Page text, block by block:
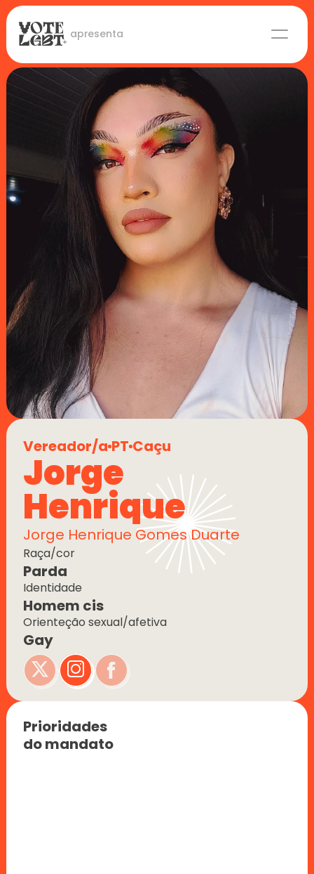
apresenta
Candidaturas
Lideranças eleitas
Sobre
Vereador/a PT Caçu
Jorge
Henrique
Jorge Henrique Gomes Duarte
Parda
Raça/cor
Homem cis
Identidade
Gay
Orienteção sexual/afetiva
Prioridades
do mandato